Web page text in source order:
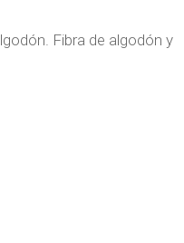
Fibra de algodón y